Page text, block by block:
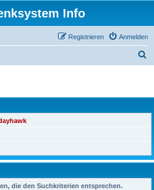
Info
Anmelden
Registrieren
h
e
die den Suchkriterien entsprechen.